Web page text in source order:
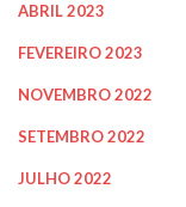
ABRIL 2023
FEVEREIRO 2023
NOVEMBRO 2022
SETEMBRO 2022
JULHO 2022